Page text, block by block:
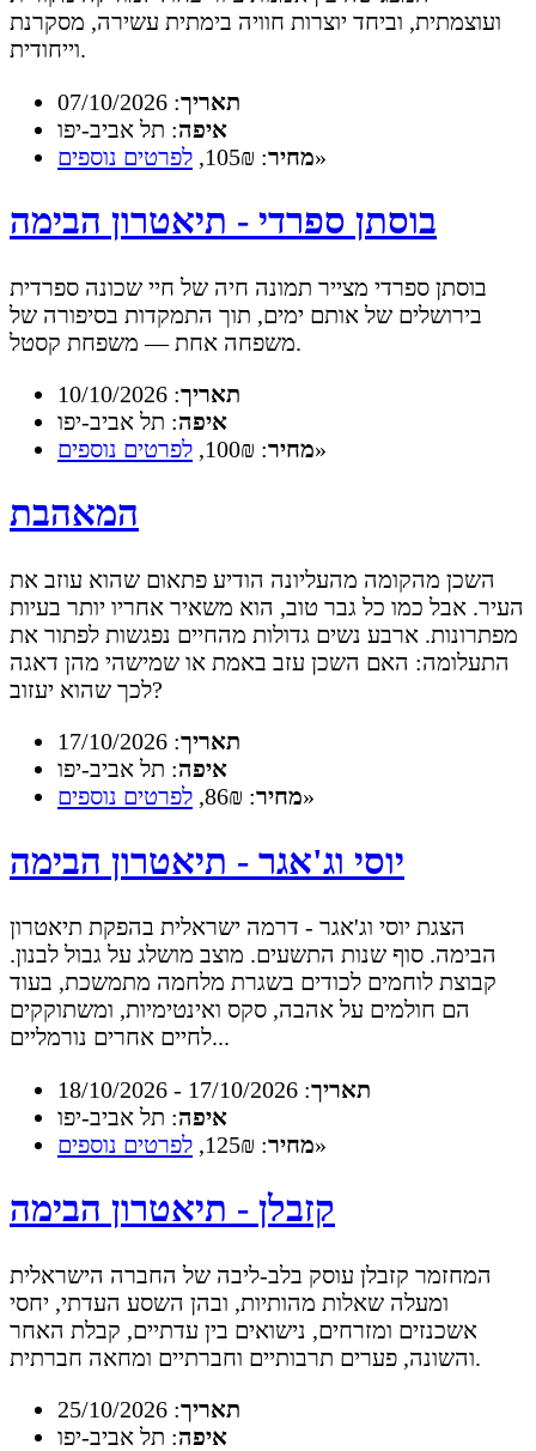
ועוצמתית, וביחד יוצרות חוויה בימתית עשירה, מסקרנת
וייחודית.
תאריך: 07/10/2026
איפה: תל אביב-יפו
מחיר: 105₪, לפרטים נוספים »
בוסתן ספרדי - תיאטרון הבימה
בוסתן ספרדי מצייר תמונה חיה של חיי שכונה ספרדית
בירושלים של אותם ימים, תוך התמקדות בסיפורה של
משפחה אחת — משפחת קסטל.
תאריך: 10/10/2026
איפה: תל אביב-יפו
מחיר: 100₪, לפרטים נוספים »
המאהבת
השכן מהקומה מהעליונה הודיע פתאום שהוא עוזב את
העיר. אבל כמו כל גבר טוב, הוא משאיר אחריו יותר בעיות
מפתרונות. ארבע נשים גדולות מהחיים נפגשות לפתור את
התעלומה: האם השכן עזב באמת או שמישהי מהן דאגה
לכך שהוא יעזוב?
תאריך: 17/10/2026
איפה: תל אביב-יפו
מחיר: 86₪, לפרטים נוספים »
יוסי וג'אגר - תיאטרון הבימה
הצגת יוסי וג'אגר - דרמה ישראלית בהפקת תיאטרון
הבימה. סוף שנות התשעים. מוצב מושלג על גבול לבנון.
קבוצת לוחמים לכודים בשגרת מלחמה מתמשכת, בעוד
הם חולמים על אהבה, סקס ואינטימיות, ומשתוקקים
לחיים אחרים נורמליים...
תאריך: 17/10/2026 - 18/10/2026
איפה: תל אביב-יפו
מחיר: 125₪, לפרטים נוספים »
קזבלן - תיאטרון הבימה
המחזמר קזבלן עוסק בלב-ליבה של החברה הישראלית
ומעלה שאלות מהותיות, ובהן השסע העדתי, יחסי
אשכנזים ומזרחים, נישואים בין עדתיים, קבלת האחר
והשונה, פערים תרבותיים וחברתיים ומחאה חברתית.
תאריך: 25/10/2026
איפה: תל אביב-יפו